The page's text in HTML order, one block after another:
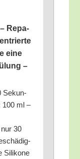
Repa­
eine
–
Sekun­
100 ml –
30
Silikone